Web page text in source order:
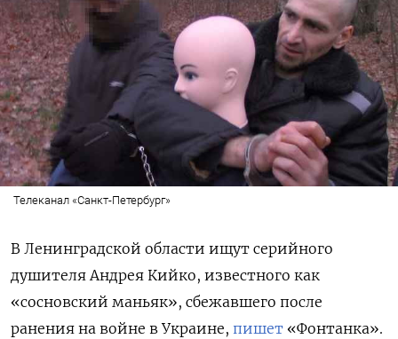
Телеканал «Санкт-Петербург»
В Ленинградской области ищут серийного
душителя Андрея Кийко, известного как
«сосновский маньяк», сбежавшего после
ранения на войне в Украине, пишет «Фонтанка».